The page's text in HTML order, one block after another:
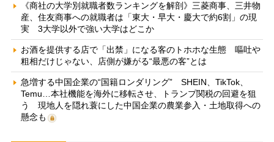
《商社の大学別就職者数ランキングを解剖》三菱商事、三井物
産、住友商事への就職者は「東大・早大・慶大で約6割」の現
実 3大学以外で強い大学はどこか
お酒を提供する店で「出禁」になる客のトホホな生態 嘔吐や
粗相だけじゃない、店側が嫌がる“最悪の客”とは
急増する中国企業の“国籍ロンダリング” SHEIN、TikTok、
Temu…本社機能を海外に移転させ、トランプ関税の回避を狙
う 現地人を隠れ蓑にした中国企業の農業参入・土地取得への
懸念も